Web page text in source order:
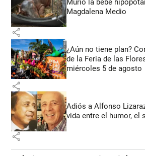
Murió la bebé
Magdalena Medio
share
¿Aún no tiene plan?
de la Feria de las
miércoles 5 de agosto
share
Adiós a Alfonso
vida entre el humor, el
share